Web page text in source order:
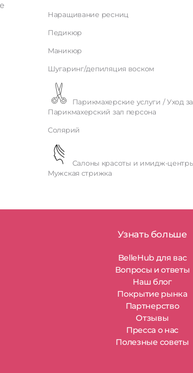
Наращивание ресниц
Педикюр
Маникюр
Шугаринг/депиляция воском
Парикмахерские услуги / Уход
Парикмахерский зал персона
Солярий
Салоны красоты и имидж-
Мужская стрижка
Узнать больше
BelleHub для вас
Вопросы и ответы
Наш блог
Покрытие рынка
Партнерство
Отзывы
Пресса о нас
Полезные советы